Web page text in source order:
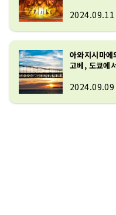
2024.09.11
아와지시마
고베, 도쿄에
2024.09.09